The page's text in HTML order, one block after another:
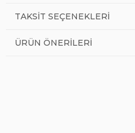
TAKSIT SEÇENEKLERI
ÜRÜN ÖNERILERI